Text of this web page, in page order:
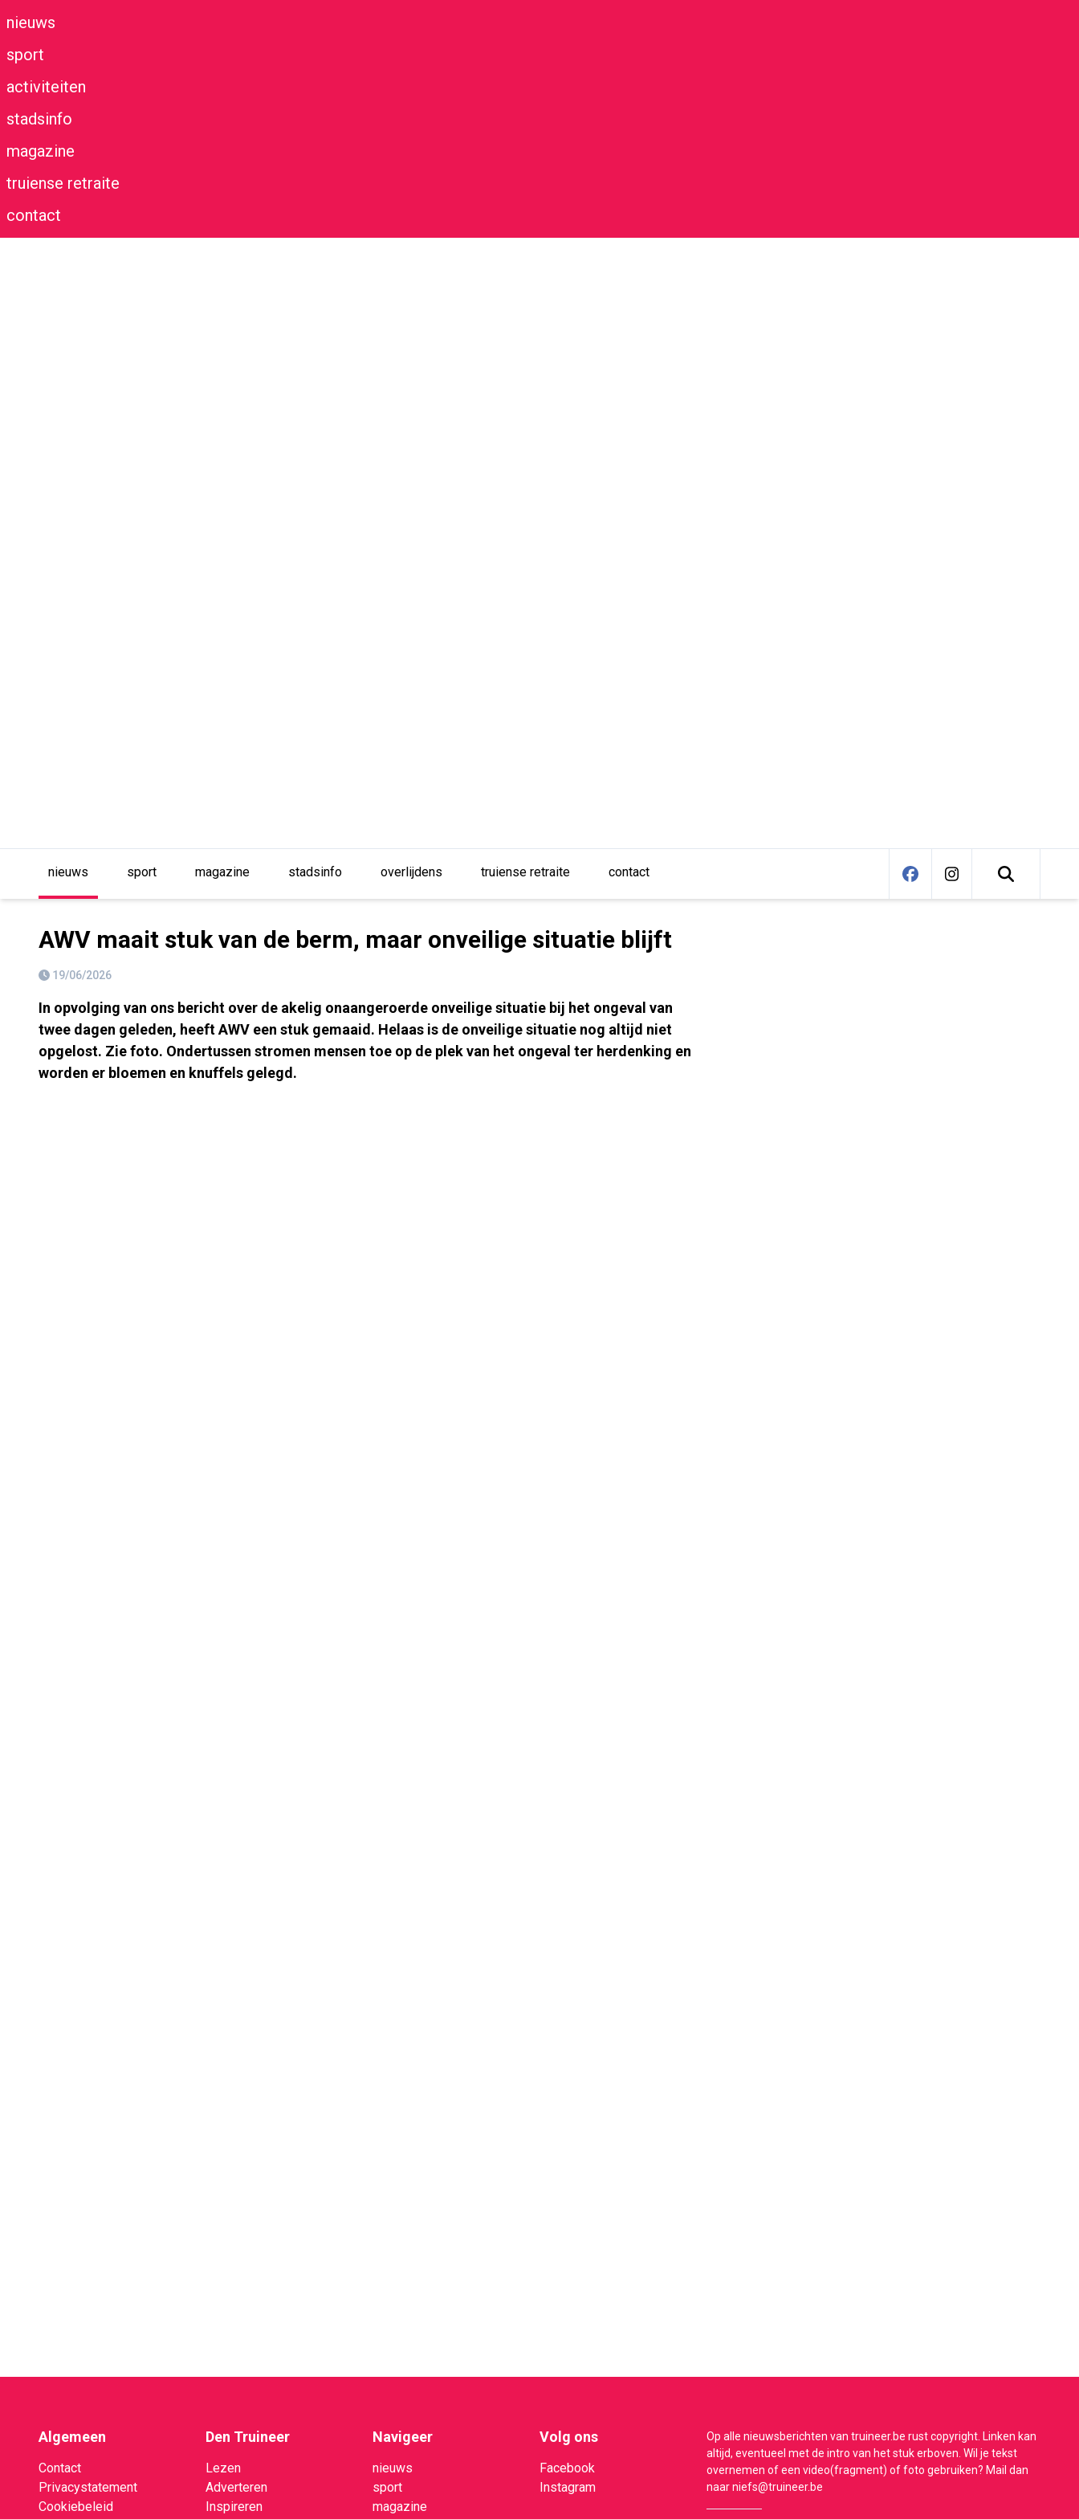
nieuws
sport
activiteiten
stadsinfo
magazine
truiense retraite
contact
nieuws sport magazine stadsinfo overlijdens truiense retraite contact
AWV maait stuk van de berm, maar onveilige situatie blijft
19/06/2026
In opvolging van ons bericht over de akelig onaangeroerde onveilige situatie bij het ongeval van
twee dagen geleden, heeft AWV een stuk gemaaid. Helaas is de onveilige situatie nog altijd niet
opgelost. Zie foto. Ondertussen stromen mensen toe op de plek van het ongeval ter herdenking en
worden er bloemen en knuffels gelegd.
Algemeen
Contact
Privacystatement
Cookiebeleid
Den Truineer
Lezen
Adverteren
Inspireren
Navigeer
nieuws
sport
magazine
Volg ons
Facebook
Instagram
Op alle nieuwsberichten van truineer.be rust copyright. Linken kan
altijd, eventueel met de intro van het stuk erboven. Wil je tekst
overnemen of een video(fragment) of foto gebruiken? Mail dan
naarniefs@truineer.be